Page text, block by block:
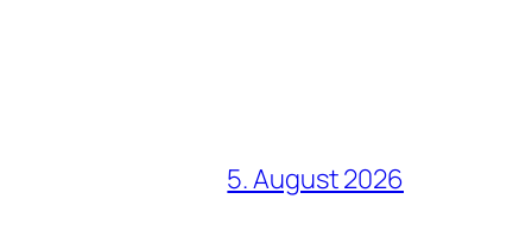
5. August 2026